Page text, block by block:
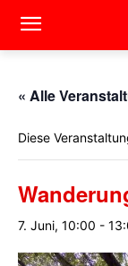
« Alle
Diese
7. Juni, 10:00 -